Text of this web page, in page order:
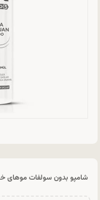
شامپو بدون سولفات موهای